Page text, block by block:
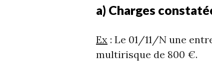
a) Charges
Ex : Le 01/11/N une
multirisque de 800 €.